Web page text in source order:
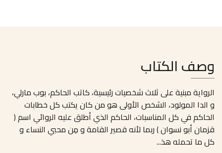
وصف الكتاب
الرواية مبنية على ثلاث شخصيات رئيسية، كاتب الحاكم، بوب مارلي،
و الدا المولود، الشخص الأولى هو من كان يكتب كل خطابات
الحاكم في كل المناسبات، الحاكم الذي أطلق عليه الروائي اسم (
قزمان أبو نسوان ) ربما لأنه قصير القامة و مِن محبي النساء و
كل ما تحمله هذ...